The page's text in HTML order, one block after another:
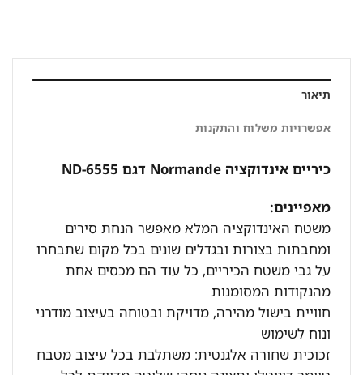
תיאור
אפשרויות משלוח והתקנות
כיריים אינדוקציה Normande דגם ND-6555
מאפיינים:
משטח האינדוקציה המלא מאפשר הנחת סירים
ומחבתות בצורות ובגדלים שונים בכל מקום שתבחרו
על גבי משטח הכיריים, כל עוד הם מכסים אחת
מהנקודות המסומנות
חוויית בישול מהירה, מדויקת ובטוחה בעיצוב מודרני
ונוח לשימוש
זכוכית שחורה אלגנטית: משתלבת בכל עיצוב מטבח